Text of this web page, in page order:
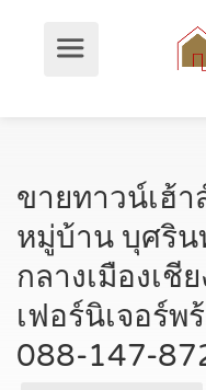
ขายทาวน์เฮ้
หมู่บ้าน บุศริน
กลางเมืองเชี
เฟอร์นิเจอร์พ
088-147-